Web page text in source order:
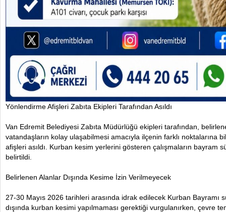
Yönlendirme Afişleri Zabıta Ekipleri Tarafından Asıldı
Van Edremit Belediyesi Zabıta Müdürlüğü ekipleri tarafından,
vatandaşların kolay ulaşabilmesi amacıyla ilçenin farklı noktalarına
afişleri asıldı. Kurban kesim yerlerini gösteren çalışmaların bayram
belirtildi.
Belirlenen Alanlar Dışında Kesime İzin Verilmeyecek
27-30 Mayıs 2026 tarihleri arasında idrak edilecek Kurban Bayramı
dışında kurban kesimi yapılmaması gerektiği vurgulanırken, çevre